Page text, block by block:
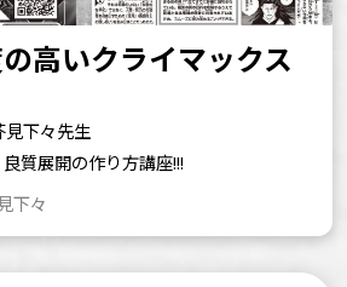
高いクライマックス
見下々先生
質展開の作り方講座!!!
下々